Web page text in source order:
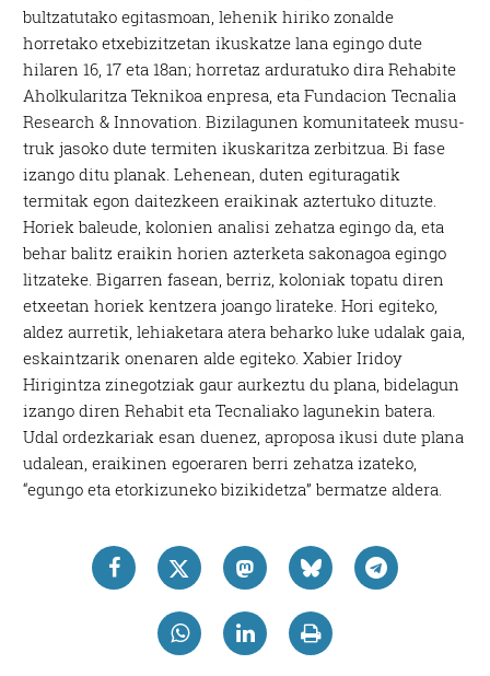
bultzatutako egitasmoan, lehenik hiriko zonalde
horretako etxebizitzetan ikuskatze lana egingo dute
hilaren 16, 17 eta 18an; horretaz arduratuko dira Rehabite
Aholkularitza Teknikoa enpresa, eta Fundacion Tecnalia
Research & Innovation. Bizilagunen komunitateek musu-
truk jasoko dute termiten ikuskaritza zerbitzua. Bi fase
izango ditu planak. Lehenean, duten egituragatik
termitak egon daitezkeen eraikinak aztertuko dituzte.
Horiek baleude, kolonien analisi zehatza egingo da, eta
behar balitz eraikin horien azterketa sakonagoa egingo
litzateke. Bigarren fasean, berriz, koloniak topatu diren
etxeetan horiek kentzera joango lirateke. Hori egiteko,
aldez aurretik, lehiaketara atera beharko luke udalak gaia,
eskaintzarik onenaren alde egiteko. Xabier Iridoy
Hirigintza zinegotziak gaur aurkeztu du plana, bidelagun
izango diren Rehabit eta Tecnaliako lagunekin batera.
Udal ordezkariak esan duenez, aproposa ikusi dute plana
udalean, eraikinen egoeraren berri zehatza izateko,
“egungo eta etorkizuneko bizikidetza” bermatze aldera.